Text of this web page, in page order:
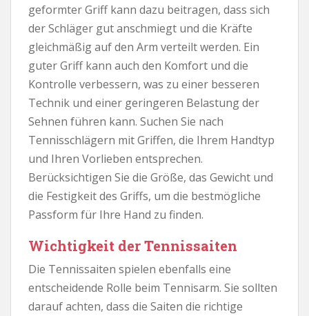
geformter Griff kann dazu beitragen, dass sich
der Schläger gut anschmiegt und die Kräfte
gleichmäßig auf den Arm verteilt werden. Ein
guter Griff kann auch den Komfort und die
Kontrolle verbessern, was zu einer besseren
Technik und einer geringeren Belastung der
Sehnen führen kann. Suchen Sie nach
Tennisschlägern mit Griffen, die Ihrem Handtyp
und Ihren Vorlieben entsprechen.
Berücksichtigen Sie die Größe, das Gewicht und
die Festigkeit des Griffs, um die bestmögliche
Passform für Ihre Hand zu finden.
Wichtigkeit der Tennissaiten
Die Tennissaiten spielen ebenfalls eine
entscheidende Rolle beim Tennisarm. Sie sollten
darauf achten, dass die Saiten die richtige